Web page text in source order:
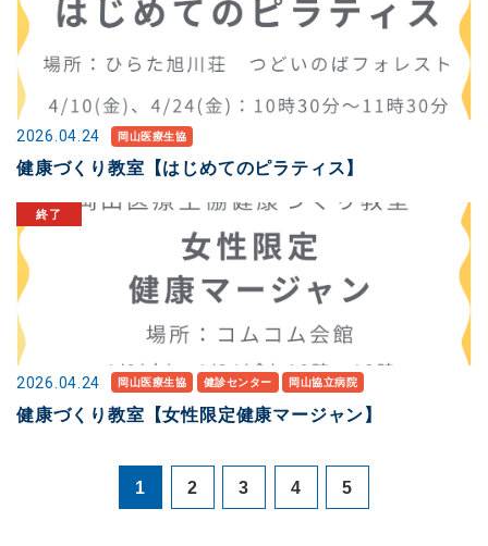
2026.04.24 岡山医療生協
健康づくり教室【はじめてのピラティス】
2026.04.24 岡山医療生協 健診センター 岡山協立病院
健康づくり教室【女性限定健康マージャン】
1 2 3 4 5